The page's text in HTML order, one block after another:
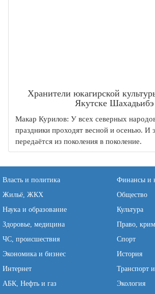
Хранители юкагирской
Якутске Шахадьибэ
Макар Курилов: У всех северных
праздники проходят весной и осенью. И
передаётся из поколения в поколение.
Власть и политика
Финансы и
Жильё, ЖКХ
Общество
Наука и образование
Культура
Здоровье, медицина
Право,
ЧС, происшествия
Спорт
Экономика и бизнес
История
Интернет
Транспорт
АБК, Нефть и газ
Экология